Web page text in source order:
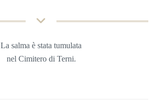
La salma è stata tumulata
nel Cimitero di Terni.